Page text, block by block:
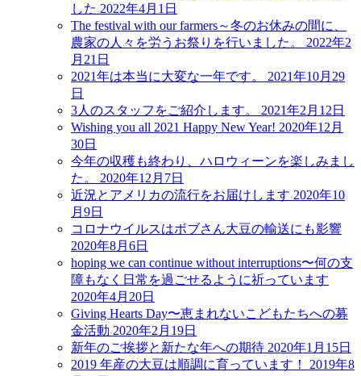
した 2022年4月1日
The festival with our farmers～冬のお休みの間に、
農家の人々を労うお祭りを行いました。
2022年2
月21日
2021年は本当に大変な一年です。
2021年10月29
日
3人のスタッフをご紹介します。
2021年2月12日
Wishing you all 2021 Happy New Year! 2020年12月
30日
今年の収穫も終わり、ハロウィーンを楽しみまし
た。
2020年12月7日
近況とアメリカの流行をお届けします 2020年10
月9日
コロナウイルスはボブさん大豆の輸送にも影響
2020年8月6日
hoping we can continue without interruptions〜何の支
障もなく日常を過ごせるように祈っています
2020年4月20日
Giving Hearts Day〜恵まれないこどもたちへの募
金活動 2020年2月19日
新年のご挨拶と新たな年への期待 2020年1月15日
2019 年産の大豆は順調に育っています！
2019年8